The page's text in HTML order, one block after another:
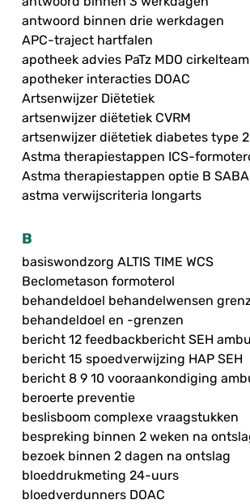
antwoord binnen drie werkdagen
APC-traject hartfalen
apotheek advies PaTz MDO cirkelteam
apotheker interacties DOAC
Artsenwijzer Diëtetiek
artsenwijzer diëtetiek CVRM
artsenwijzer diëtetiek diabetes type 2
Astma therapiestappen ICS-
Astma therapiestappen optie B SABA
astma verwijscriteria longarts
B
basiswondzorg ALTIS TIME WCS
Beclometason formoterol
behandeldoel behandelwensen
behandeldoel en -grenzen
bericht 12 feedbackbericht SEH
bericht 15 spoedverwijzing HAP SEH
bericht 8 9 10 vooraankondiging
beroerte preventie
beslisboom complexe vraagstukken
bespreking binnen 2 weken na
bezoek binnen 2 dagen na ontslag
bloeddrukmeting 24-uurs
bloedverdunners DOAC